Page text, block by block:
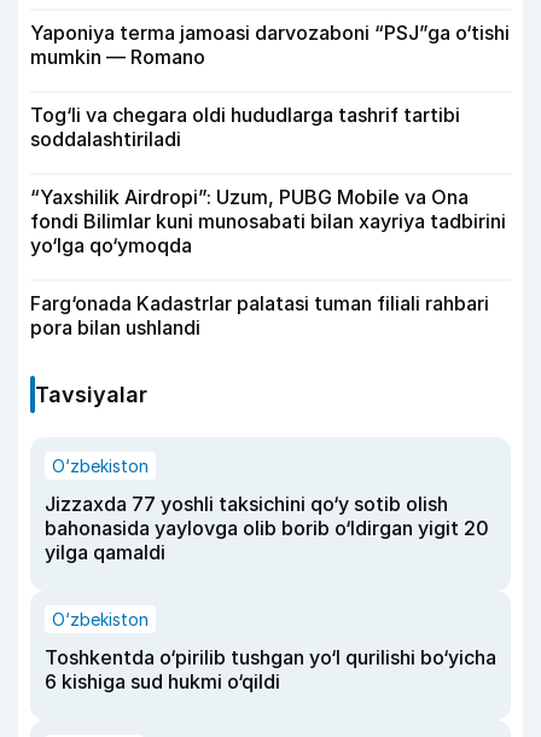
Yaponiya terma jamoasi darvozaboni “PSJ”ga o‘tishi
mumkin — Romano
Tog‘li va chegara oldi hududlarga tashrif tartibi
soddalashtiriladi
“Yaxshilik Airdropi”: Uzum, PUBG Mobile va Ona
fondi Bilimlar kuni munosabati bilan xayriya tadbirini
yo‘lga qo‘ymoqda
Farg‘onada Kadastrlar palatasi tuman filiali rahbari
pora bilan ushlandi
Tavsiyalar
O‘zbekiston
Jizzaxda 77 yoshli taksichini qo‘y sotib olish
bahonasida yaylovga olib borib o‘ldirgan yigit 20
yilga qamaldi
O‘zbekiston
Toshkentda o‘pirilib tushgan yo‘l qurilishi bo‘yicha
6 kishiga sud hukmi o‘qildi